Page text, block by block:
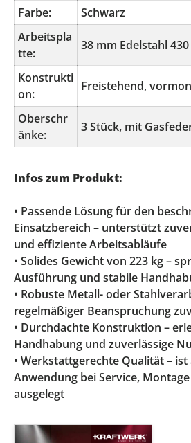
Farbe:
Schwarz
Arbeitspla
tte:
38 mm Edelstahl 430
Konstrukti
on:
Freistehend,
Oberschr
änke:
3 Stück, mit
Infos zum Produkt:
• Passende Lösung für den
Einsatzbereich – unterstützt
und effiziente Arbeitsabläufe
• Solides Gewicht von 223 kg –
Ausführung und stabile
• Robuste Metall- oder
regelmäßiger Beanspruchung
• Durchdachte Konstruktion –
Handhabung und zuverlässige
• Werkstattgerechte Qualität –
Anwendung bei Service,
ausgelegt